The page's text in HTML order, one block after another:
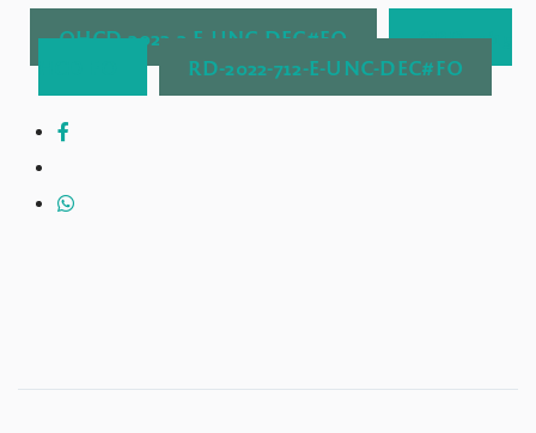
OHCD-2022-2-E-UNC-DEC#FO
ORD. 4/15
HCD FO
RD-2022-712-E-UNC-DEC#FO